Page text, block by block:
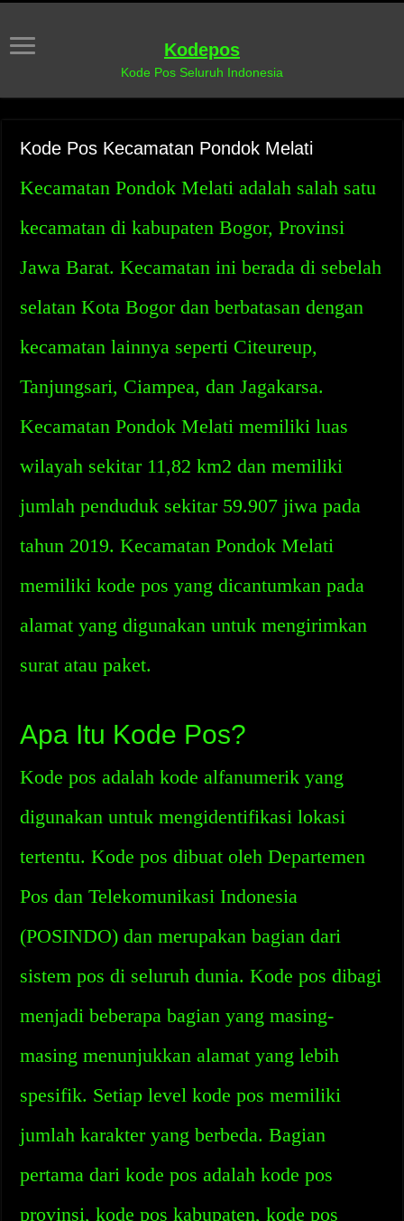
Kodepos
Kode Pos Seluruh Indonesia
Kode Pos Kecamatan Pondok Melati
Kecamatan Pondok Melati adalah salah satu
kecamatan di kabupaten Bogor, Provinsi
Jawa Barat. Kecamatan ini berada di sebelah
selatan Kota Bogor dan berbatasan dengan
kecamatan lainnya seperti Citeureup,
Tanjungsari, Ciampea, dan Jagakarsa.
Kecamatan Pondok Melati memiliki luas
wilayah sekitar 11,82 km2 dan memiliki
jumlah penduduk sekitar 59.907 jiwa pada
tahun 2019. Kecamatan Pondok Melati
memiliki kode pos yang dicantumkan pada
alamat yang digunakan untuk mengirimkan
surat atau paket.
Apa Itu Kode Pos?
Kode pos adalah kode alfanumerik yang
digunakan untuk mengidentifikasi lokasi
tertentu. Kode pos dibuat oleh Departemen
Pos dan Telekomunikasi Indonesia
(POSINDO) dan merupakan bagian dari
sistem pos di seluruh dunia. Kode pos dibagi
menjadi beberapa bagian yang masing-
masing menunjukkan alamat yang lebih
spesifik. Setiap level kode pos memiliki
jumlah karakter yang berbeda. Bagian
pertama dari kode pos adalah kode pos
provinsi, kode pos kabupaten, kode pos